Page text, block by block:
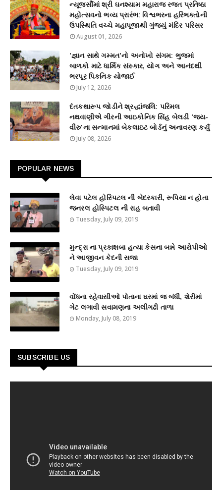
ન્યૂજર્સીમાં શ્રી ઘનશ્યામ મહારાજ રજત પ્રતિષ્ઠા
મહોત્સવનો ભવ્ય પ્રારંભ: વિશ્વભરના હરિભક્તોની
ઉપસ્થિતિ વચ્ચે મહાપૂજાથી ગુંજ્યું મંદિર પરિસર
August 01, 2026
'જ્ઞાન સાથે ગમ્મત'નો અનોખો સંગમ: ભુજમાં
બાળકો માટે ધાર્મિક સંસ્કાર, યોગ અને આનંદથી
ભરપૂર પિકનિક યોજાઈ
July 12, 2026
દંતકથારૂપ જોડીને શ્રદ્ધાંજલિ: પરિમલ
નથવાણીએ ગીરની આઇકોનિક સિંહ બેલડી 'જય-
વીરુ'ના સન્માનમાં બેકલાઇટ બોર્ડનું અનાવરણ કર્યું
July 08, 2026
POPULAR NEWS
લેવા પટેલ હોસ્પિટલ ની બેદરકારી, રૂપિયા ન હોતા
જનરલ હોસ્પિટલ ની રાહ બતાવી
Tuesday, July 09, 2019
મુન્દ્રા ના પ્રકાશબા હત્યા કેસના બન્ને આરોપીઓ
ને આજીવન કેદની સજા
Tuesday, July 09, 2019
વોંધના રહેવાસીઓ પોતાના ઘરમાં જ બંધી, શેરીમાં
ગેટ લગાવી સવામણના અલીગઢી તાળા
Monday, July 08, 2019
SUBSCRIBE US